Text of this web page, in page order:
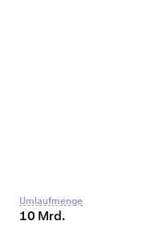
Umlaufmenge
10 Mrd.